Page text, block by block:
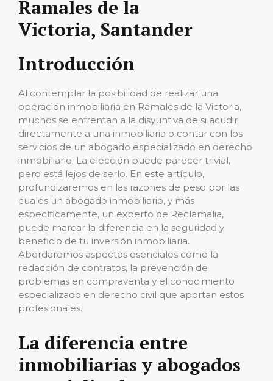
Ramales de la
Victoria, Santander
Introducción
Al contemplar la posibilidad de realizar una
operación inmobiliaria en Ramales de la Victoria,
muchos se enfrentan a la disyuntiva de si acudir
directamente a una inmobiliaria o contar con los
servicios de un abogado especializado en derecho
inmobiliario. La elección puede parecer trivial,
pero está lejos de serlo. En este artículo,
profundizaremos en las razones de peso por las
cuales un abogado inmobiliario, y más
específicamente, un experto de Reclamalia,
puede marcar la diferencia en la seguridad y
beneficio de tu inversión inmobiliaria.
Abordaremos aspectos esenciales como la
redacción de contratos, la prevención de
problemas en compraventa y el conocimiento
especializado en derecho civil que aportan estos
profesionales.
La diferencia entre
inmobiliarias y abogados